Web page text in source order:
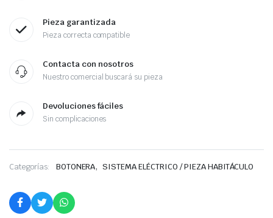
Pieza garantizada
Pieza correcta compatible
Contacta con nosotros
Nuestro comercial buscará su pieza
Devoluciones fáciles
Sin complicaciones
Categorías: BOTONERA, SISTEMA ELÉCTRICO / PIEZA HABITÁCULO